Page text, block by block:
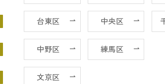
台東区 中央区
中野区 練馬区
文京区